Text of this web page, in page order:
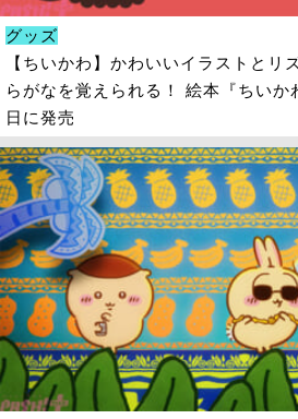
グッズ
【ちいかわ】かわいいイラストとリ
らがなを覚えられる！ 絵本『ちい
日に発売